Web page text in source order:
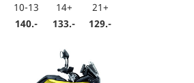
10-13 14+
21+
140.- 133.- 129.-